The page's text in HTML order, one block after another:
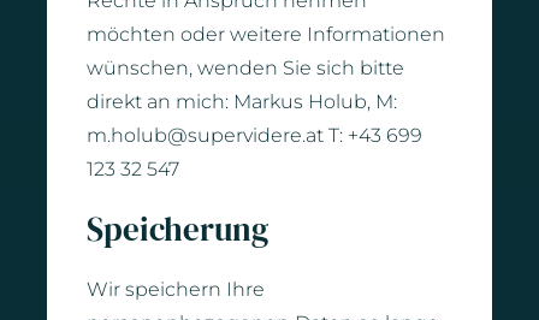
möchten oder weitere Informationen
wünschen, wenden Sie sich bitte
direkt an mich: Markus Holub, M:
m.holub@supervidere.at T: +43 699
123 32 547
Speicherung
Wir speichern Ihre